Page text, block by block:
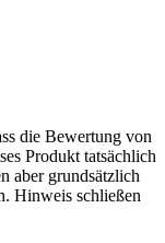
die Bewertung von
Produkt tatsächlich
aber grundsätzlich
Hinweis schließen